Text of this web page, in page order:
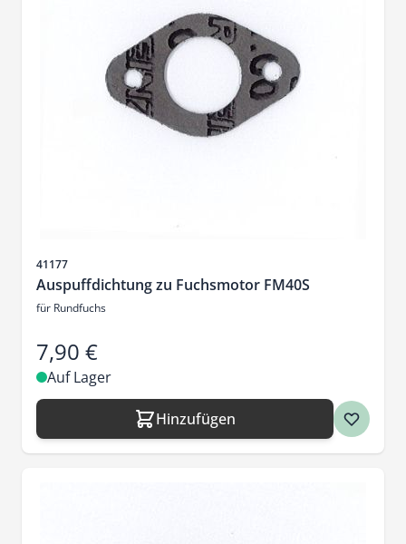
Artikelnr.
41177
Auspuffdichtung zu Fuchsmotor FM40S
für Rundfuchs
7,90 €
Auf Lager
Hinzufügen